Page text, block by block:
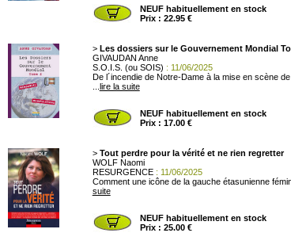
NEUF habituellement en stock
Prix : 22.95 €
> Les dossiers sur le Gouvernement Mondial
GIVAUDAN Anne
S.O.I.S. (ou SOIS) : 11/06/2025
De l´incendie de Notre-Dame à la mise en scène
lire la suite
NEUF habituellement en stock
Prix : 17.00 €
> Tout perdre pour la vérité et ne rien regretter
WOLF Naomi
RESURGENCE: 11/06/2025
Comment une icône de la gauche étasunienne
suite
NEUF habituellement en stock
Prix : 25.00 €